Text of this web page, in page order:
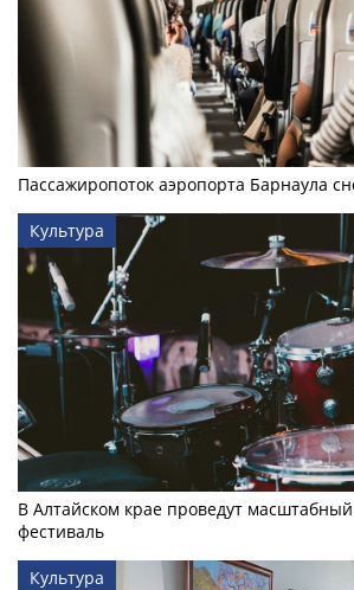
Пассажиропоток аэропорта Барнаула
Культура
В Алтайском крае проведут
фестиваль
Культура